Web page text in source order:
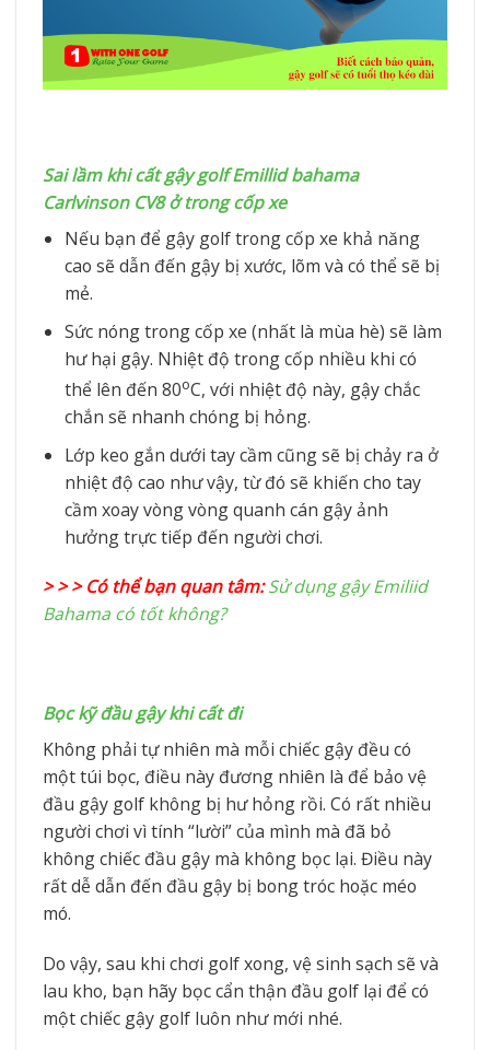
Sai lầm khi cất gậy golf Emillid bahama
Carlvinson CV8 ở trong cốp xe
Nếu bạn để gậy golf trong cốp xe khả năng
cao sẽ dẫn đến gậy bị xước, lõm và có thể sẽ bị
mẻ.
Sức nóng trong cốp xe (nhất là mùa hè) sẽ làm
hư hại gậy. Nhiệt độ trong cốp nhiều khi có
thể lên đến 80oC, với nhiệt độ này, gậy chắc
chắn sẽ nhanh chóng bị hỏng.
Lớp keo gắn dưới tay cầm cũng sẽ bị chảy ra ở
nhiệt độ cao như vậy, từ đó sẽ khiến cho tay
cầm xoay vòng vòng quanh cán gậy ảnh
hưởng trực tiếp đến người chơi.
> > > Có thể bạn quan tâm: Sử dụng gậy Emiliid
Bahama có tốt không?
Bọc kỹ đầu gậy khi cất đi
Không phải tự nhiên mà mỗi chiếc gậy đều có
một túi bọc, điều này đương nhiên là để bảo vệ
đầu gậy golf không bị hư hỏng rồi. Có rất nhiều
người chơi vì tính “lười” của mình mà đã bỏ
không chiếc đầu gậy mà không bọc lại. Điều này
rất dễ dẫn đến đầu gậy bị bong tróc hoặc méo
mó.
Do vậy, sau khi chơi golf xong, vệ sinh sạch sẽ và
lau kho, bạn hãy bọc cẩn thận đầu golf lại để có
một chiếc gậy golf luôn như mới nhé.